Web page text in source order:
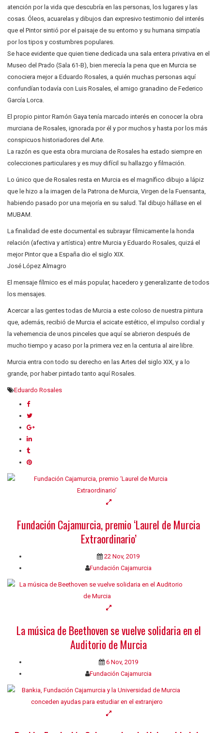
atención por la vida que descubría en las personas, los lugares y las
cosas. Óleos, acuarelas y dibujos dan expresivo testimonio del interés
que el Pintor sintió por el paisaje de su entorno y su humana simpatía
por los tipos y costumbres populares.
Se hace evidente que quien tiene dedicada una sala entera privativa en el
Museo del Prado (Sala 61-B), bien merecía la pena que en Murcia se
conociera mejor a Eduardo Rosales, a quién muchas personas aquí
confundían todavía con Luis Rosales, el amigo granadino de Federico
García Lorca.
El propio pintor Ramón Gaya tenía marcado interés en conocer la obra
murciana de Rosales, ignorada por él y por muchos y hasta por los más
conspicuos historiadores del Arte.
La razón es que esta obra murciana de Rosales ha estado siempre en
colecciones particulares y es muy difícil su hallazgo y filmación.
Lo único que de Rosales resta en Murcia es el magnífico dibujo a lápiz
que le hizo a la imagen de la Patrona de Murcia, Virgen de la Fuensanta,
habiendo pasado por una mejoría en su salud. Tal dibujo hállase en el
MUBAM.
La finalidad de este documental es subrayar fílmicamente la honda
relación (afectiva y artística) entre Murcia y Eduardo Rosales, quizá el
mejor Pintor que a España dio el siglo XIX.
José López Almagro
El mensaje fílmico es el más popular, hacedero y generalizante de todos
los mensajes.
Acercar a las gentes todas de Murcia a este coloso de nuestra pintura
que, además, recibió de Murcia el acicate estético, el impulso cordial y
la vehemencia de unos pinceles que aquí se abrieron después de
mucho tiempo y acaso por la primera vez en la centuria al aire libre.
Murcia entra con todo su derecho en las Artes del siglo XIX, y a lo
grande, por haber pintado tanto aquí Rosales.
Eduardo Rosales
Fundación Cajamurcia, premio ‘Laurel de Murcia
Extraordinario’
22 Nov, 2019
Fundación Cajamurcia
La música de Beethoven se vuelve solidaria en el
Auditorio de Murcia
6 Nov, 2019
Fundación Cajamurcia